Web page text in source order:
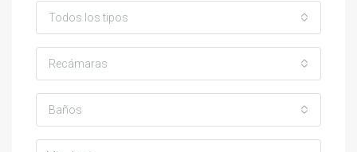
Todos los tipos
Recámaras
Baños